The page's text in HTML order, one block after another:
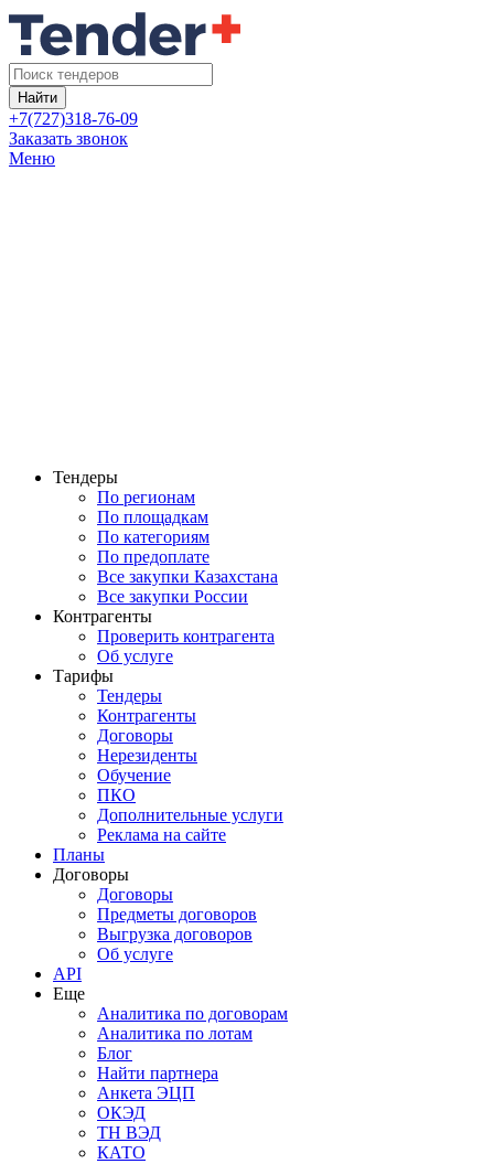
Найти
+7(727)318-76-09
Заказать звонок
Меню
Тендеры
По регионам
По площадкам
По категориям
По предоплате
Все закупки Казахстана
Все закупки России
Контрагенты
Проверить контрагента
Об услуге
Тарифы
Тендеры
Контрагенты
Договоры
Нерезиденты
Обучение
ПКО
Дополнительные услуги
Реклама на сайте
Планы
Договоры
Договоры
Предметы договоров
Выгрузка договоров
Об услуге
API
Еще
Аналитика по договорам
Аналитика по лотам
Блог
Найти партнера
Анкета ЭЦП
ОКЭД
ТН ВЭД
КАТО